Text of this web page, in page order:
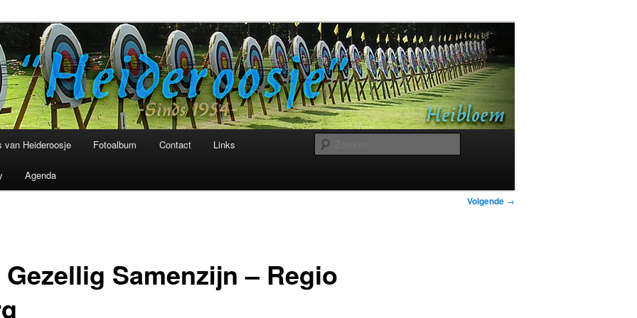
Heideroosje Heibloem
van Heideroosje Fotoalbum Contact Links
Agenda
Bericht
Volgende →
Samenzijn – Regio